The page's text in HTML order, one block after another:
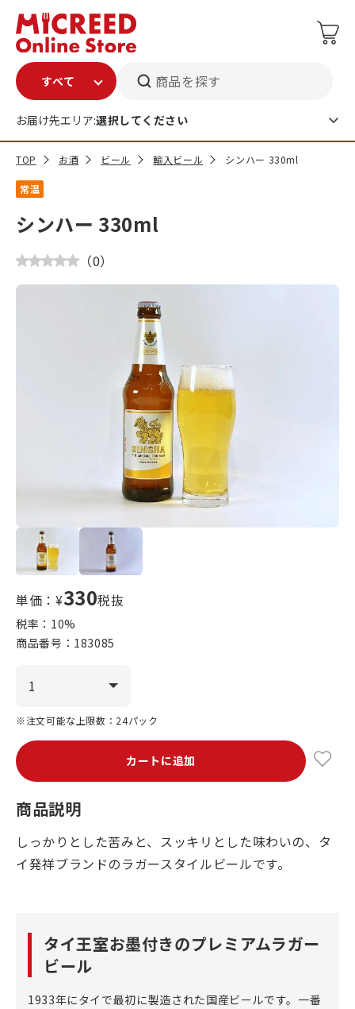
商品を探す
お届け先エリア:選択してください
TOP お酒 ビール 輸入ビール シンハー 330ml
常温
シンハー 330ml
（0）
単価：¥330税抜
税率： 10%
商品番号： 183085
※注文可能な上限数：24パック
カートに追加
商品説明
しっかりとした苦みと、スッキリとした味わいの、タ
イ発祥ブランドのラガースタイルビールです。
タイ王室お墨付きのプレミアムラガー
ビール
1933年にタイで最初に製造された国産ビールです。一番